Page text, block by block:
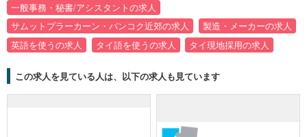
一般事務・秘書/アシスタントの求人
サムットプラーカーン・バンコク近郊の求人
製造・メーカーの求人
英語を使うの求人
タイ語を使うの求人 タイ現地採用の求人
この求人を見ている人は、以下の求人も見ています